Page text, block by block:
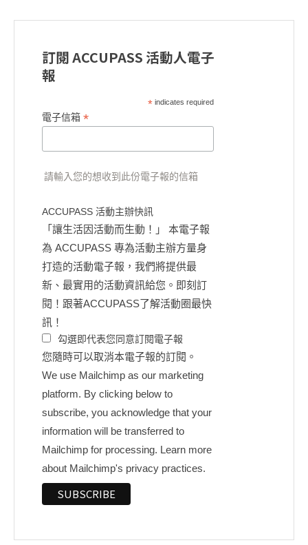
訂閱 ACCUPASS 活動人電子
報
*indicates required
電子信箱 *
請輸入您的想收到此份電子報的信箱
ACCUPASS 活動主辦快訊
「讓生活因活動而生動！」 本電子報
為 ACCUPASS 專為活動主辦方量身
打造的活動電子報，我們將提供最
新、最實用的活動資訊給您。即刻訂
閱！跟著ACCUPASS了解活動圈最快
訊！
勾選即代表您同意訂閱電子報
您隨時可以取消本電子報的訂閱。
We use Mailchimp as our marketing
platform. By clicking below to
subscribe, you acknowledge that your
information will be transferred to
Mailchimp for processing. Learn more
about Mailchimp's privacy practices.